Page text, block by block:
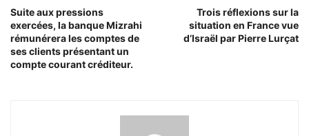
Suite aux pressions
exercées, la banque Mizrahi
rémunérera les comptes de
ses clients présentant un
compte courant créditeur.
Trois réflexions sur la
situation en France vue
d’Israël par Pierre Lurçat